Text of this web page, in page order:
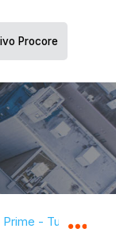
Procore
- Tutoriais